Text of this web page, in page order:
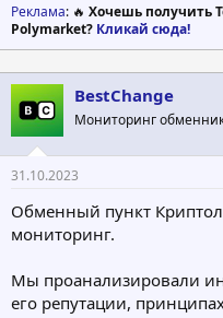
Реклама: 🔥 Хочешь получить
Polymarket? Кликай сюда!
BestChange
Мониторинг
31.10.2023
Обменный пункт
мониторинг.
Мы проанализировали
его репутации,